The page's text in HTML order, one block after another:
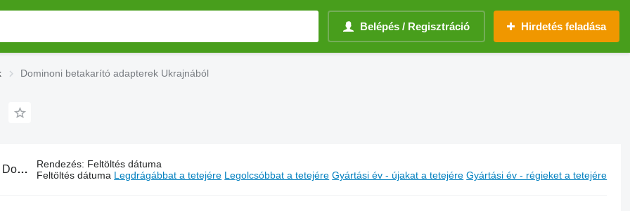
Belépés / Regisztráció Hirdetés feladása
Dominoni betakarító adapterek Ukrajnából
Dominoni betakarító adapterek Ukrajnából Rendezés: Feltöltés dátuma
Feltöltés dátuma Legdrágábbat a tetejére Legolcsóbbat a tetejére Gyártási év - újakat a tetejére Gyártási év - régieket a tetejére